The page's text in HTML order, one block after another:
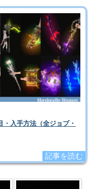
入手方法（全ジョブ・
記事を読む